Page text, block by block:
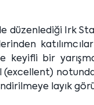
düzenlediği Irk
bir
layık